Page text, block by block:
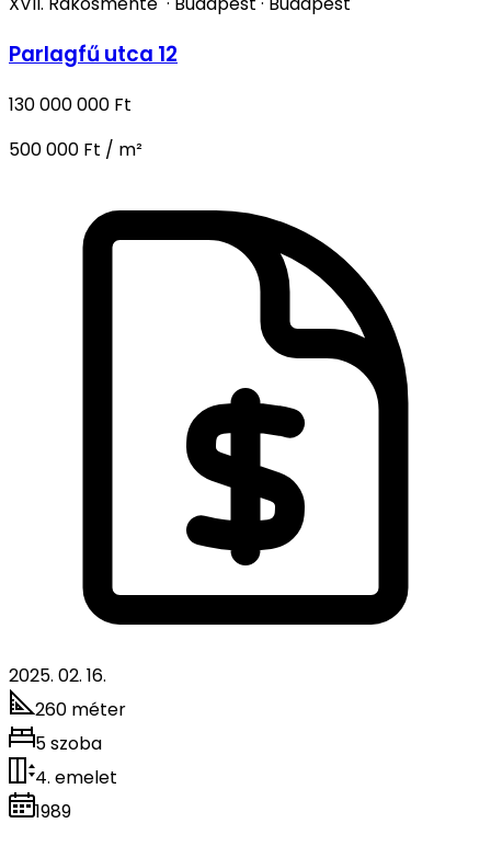
Parlagfű utca 12
130 000 000 Ft
500 000 Ft / m²
2025. 02. 16.
260 méter
5 szoba
4. emelet
1989